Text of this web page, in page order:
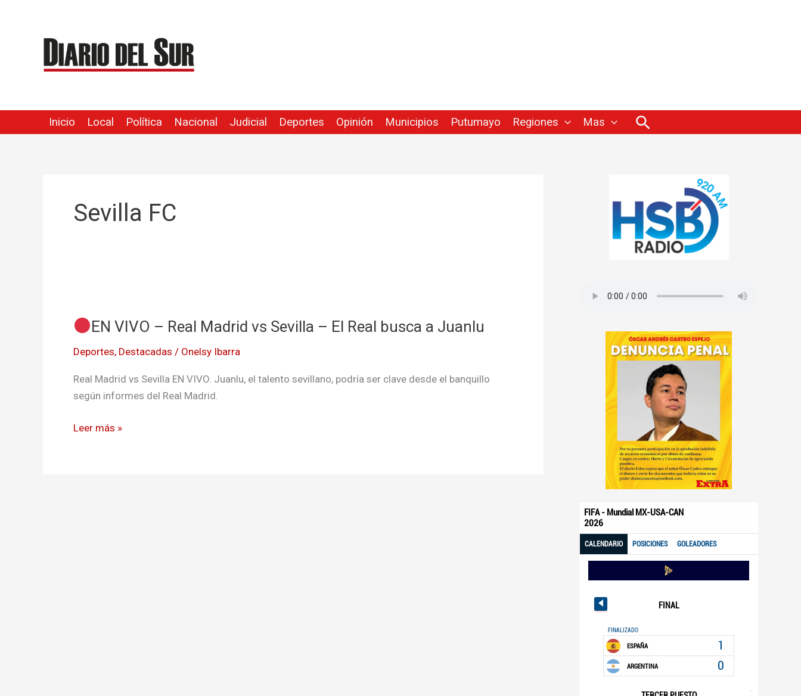
contenido
Inicio Local Política Nacional Judicial Deportes Opinión Municipios Putumayo Regiones Mas Buscar
Sevilla FC
EN VIVO – Real Madrid vs Sevilla – El Real busca a Juanlu
Deportes, Destacadas / Onelsy Ibarra
Real Madrid vs Sevilla EN VIVO. Juanlu, el talento sevillano, podría ser clave desde el banquillo
según informes del Real Madrid.
VIVO
Real
Madrid
vs
–Leer más »